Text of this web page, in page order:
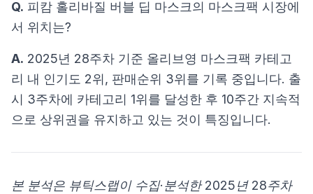
Q. 피캄 홀리바질 버블 딥 마스크의 마스크팩 시장에
서 위치는?
A. 2025년 28주차 기준 올리브영 마스크팩 카테고
리 내 인기도 2위, 판매순위 3위를 기록 중입니다. 출
시 3주차에 카테고리 1위를 달성한 후 10주간 지속적
으로 상위권을 유지하고 있는 것이 특징입니다.
본 분석은 뷰틱스랩이 수집·분석한 2025년 28주차